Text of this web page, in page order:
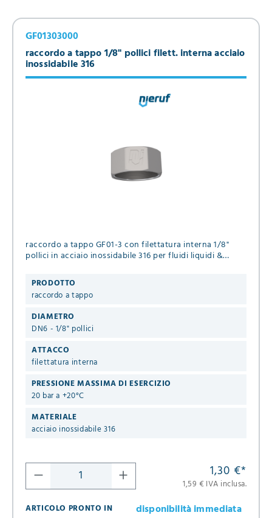
raccordo a tappo 1/8" pollici filett. interna acciaio
inossidabile 316
GF01303000
raccordo a tappo GF01-3 con filettatura interna 1/8"
pollici in acciaio inossidabile 316 per fluidi liquidi &
PRODOTTO
raccordo a tappo
DIAMETRO
DN6 - 1/8" pollici
ATTACCO
filettatura interna
PRESSIONE MASSIMA DI ESERCIZIO
20 bar a +20°C
MATERIALE
acciaio inossidabile 316
1,30 €*
1,59 € IVA inclusa.
ARTICOLO PRONTO IN
disponibilità immediata